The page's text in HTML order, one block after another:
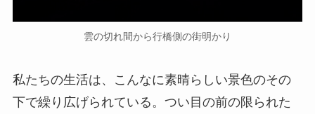
雲の切れ間から行橋側の街明かり
私たちの生活は、こんなに素晴らしい景色のその
下で繰り広げられている。つい目の前の限られた